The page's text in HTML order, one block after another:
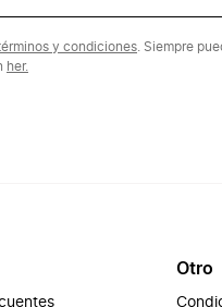
y condiciones . Siempre
her.
Otro